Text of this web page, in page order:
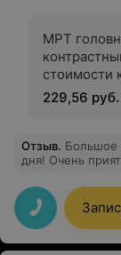
МРТ
стоимости
вещества)
229,56 руб.
Отзыв. Большое спасибо!
дня! Очень